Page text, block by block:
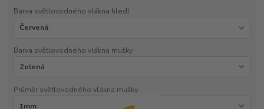
Barva světlovodného vlákna hledí
Barva světlovodného vlákna mušky
Průměr světlovodného vlákna mušky